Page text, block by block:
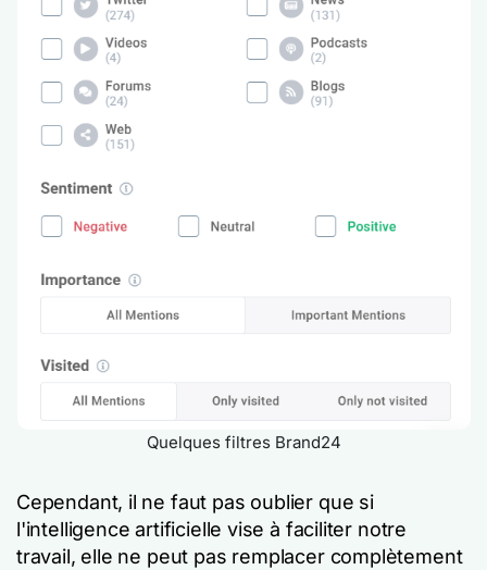
Quelques filtres Brand24
Cependant, il ne faut pas oublier que si
l'intelligence artificielle vise à faciliter notre
travail, elle ne peut pas remplacer complètement